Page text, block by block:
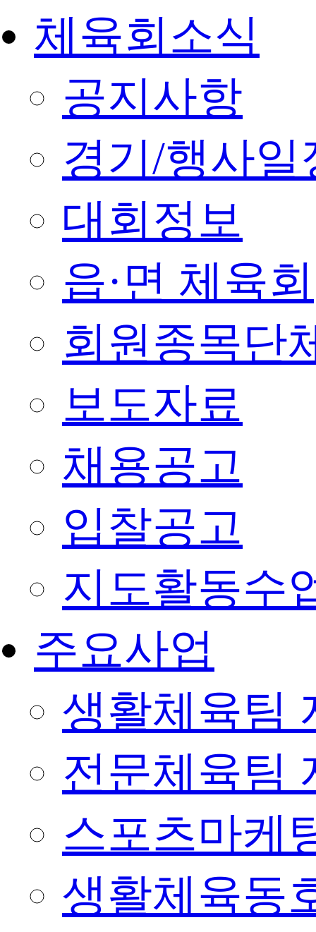
체육회소식
공지사항
경기/행사일
대회정보
읍·면 체육회
회원종목단
보도자료
채용공고
입찰공고
지도활동수
주요사업
생활체육팀
전문체육팀
스포츠마케
생활체육동